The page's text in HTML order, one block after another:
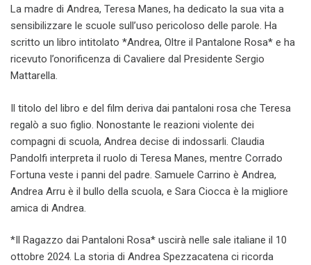
La madre di Andrea, Teresa Manes, ha dedicato la sua vita a
sensibilizzare le scuole sull’uso pericoloso delle parole. Ha
scritto un libro intitolato *Andrea, Oltre il Pantalone Rosa* e ha
ricevuto l’onorificenza di Cavaliere dal Presidente Sergio
Mattarella.
Il titolo del libro e del film deriva dai pantaloni rosa che Teresa
regalò a suo figlio. Nonostante le reazioni violente dei
compagni di scuola, Andrea decise di indossarli. Claudia
Pandolfi interpreta il ruolo di Teresa Manes, mentre Corrado
Fortuna veste i panni del padre. Samuele Carrino è Andrea,
Andrea Arru è il bullo della scuola, e Sara Ciocca è la migliore
amica di Andrea.
*Il Ragazzo dai Pantaloni Rosa* uscirà nelle sale italiane il 10
ottobre 2024. La storia di Andrea Spezzacatena ci ricorda